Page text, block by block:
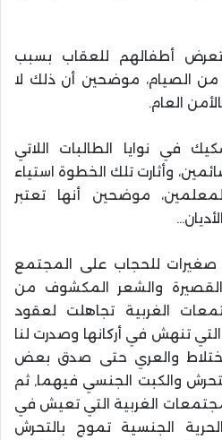
تعرض أطفالهم للعقاب بسبب
من الصيام، موضحين أن ذلك لا
العام.
في نوايا الطالبات اللاتي
وأثارت تلك الخطوة استياء
موضحين أنها تعتبر
صغيرات للحجاب على المجتمع
القصيرة والشعر المكشوف من
الغربية تجاهلت لعقود
تنهش في أركانها وصدرت لنا
والعري حتى صدق بعض
والكبت الجنسي فيهما, ثم
الغربية التي تعيش في
الجنسية تموج بالتحرش